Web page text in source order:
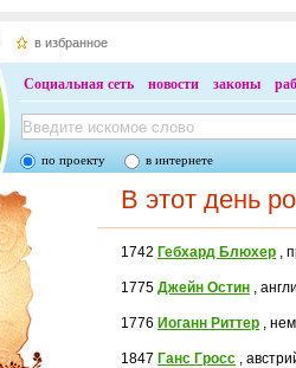
в избранное
Социальная сеть новости законы
по проекту в интернете
В этот день
1742 Гебхард Блюхер ,
1775Джейн Остин ,
1776 Иоганн Риттер ,
1847 Ганс Гросс ,